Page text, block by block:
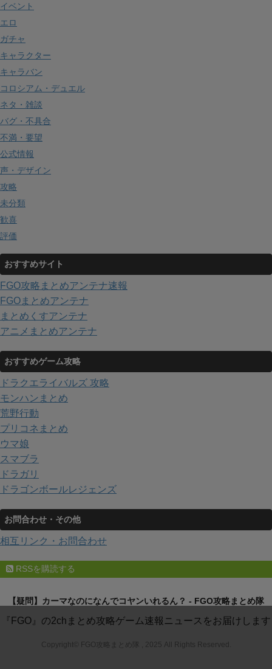
イベント
エロ
ガチャ
キャラクター
キャラバン
コロシアム・デュエル
ネタ・雑談
バグ・不具合
不満・要望
公式情報
声・デザイン
攻略
未分類
歓喜
評価
おすすめサイト
FGO攻略まとめアンテナ速報
FGOまとめアンテナ
まとめくすアンテナ
アニメまとめアンテナ
おすすめゲーム攻略
ドラクエライバルズ 攻略
モンハンまとめ
荒野行動
プリコネまとめ
ウマ娘
スマブラ
ドラガリ
ドラゴンボールレジェンズ
お問合わせ・その他
相互リンク・お問合わせ
RSSを購読する
【疑問】カーマなのになんでコヤンいれるん？ - FGO攻略まとめ隊
『FGO』の2chまとめ攻略ゲーム速報ニュースをお届けします
Copyright© FGO攻略まとめ隊 , 2025 All Rights Reserved.